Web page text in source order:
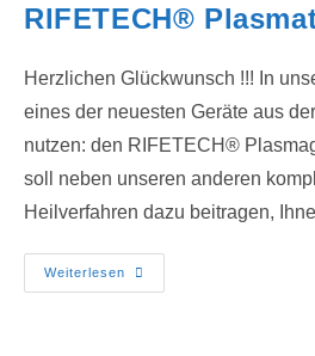
RIFETECH®
Herzlichen Glückwunsch !!! In
eines der neuesten Geräte aus
nutzen: den RIFETECH®
soll neben unseren anderen
Heilverfahren dazu beitragen,
Weiterlesen